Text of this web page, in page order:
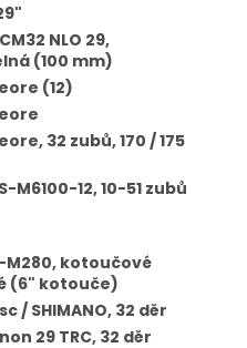
NLO 29,
(100 mm)
(12)
32 zubů, 170 / 175
M6100-12, 10-51 zubů
M280, kotoučové
(6" kotouče)
/ SHIMANO, 32 děr
29 TRC, 32 děr